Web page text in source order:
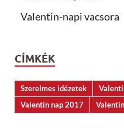
Valentin-napi vacsora
CÍMKÉK
Szerelmes idézetek
Valentin nap 2017